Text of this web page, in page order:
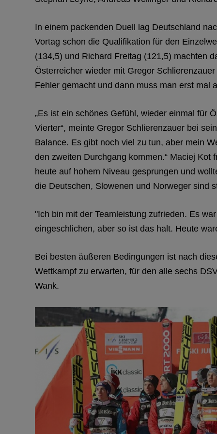
In einem packenden Duell lag Deutschland
Vortag schon die Qualifikation für den
(134,5) und Richard Freitag (121,5) machten
Österreicher wieder mit Gregor
Fehler gemacht und dann muss man erst mal
„Es ist ein schönes Gefühl, wieder einmal für
Vierter“, meinte Gregor Schlierenzauer bei
Balance. Es gibt noch viel zu tun, aber mein
den zweiten Durchgang kommen.“ Maciej Kot
heute auf hohem Niveau gesprungen und
die Deutschen, Slowenen und Norweger sind
"Ich bin mit der Teamleistung zufrieden. Es
eingeschlichen, aber so ist das halt. Heute
Bei besten äußeren Bedingungen ist nach
Wettkampf zu erwarten, für den alle sechs
Wank.